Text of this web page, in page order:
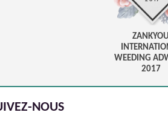
ZANKYOU
WEEDING
2017
NOUS